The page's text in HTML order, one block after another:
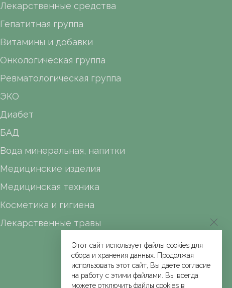
Лекарственные средства
Гепатитная группа
Витамины и добавки
Онкологическая группа
Ревматологическая группа
ЭКО
Диабет
БАД
Вода минеральная, напитки
Медицинские изделия
Медицинская техника
Косметика и гигиена
Лекарственные травы
Этот сайт использует файлы cookies для
сбора и хранения данных. Продолжая
использовать этот сайт, Вы даете согласие
на работу с этими файлами. Вы всегда
можете отключить файлы cookies в